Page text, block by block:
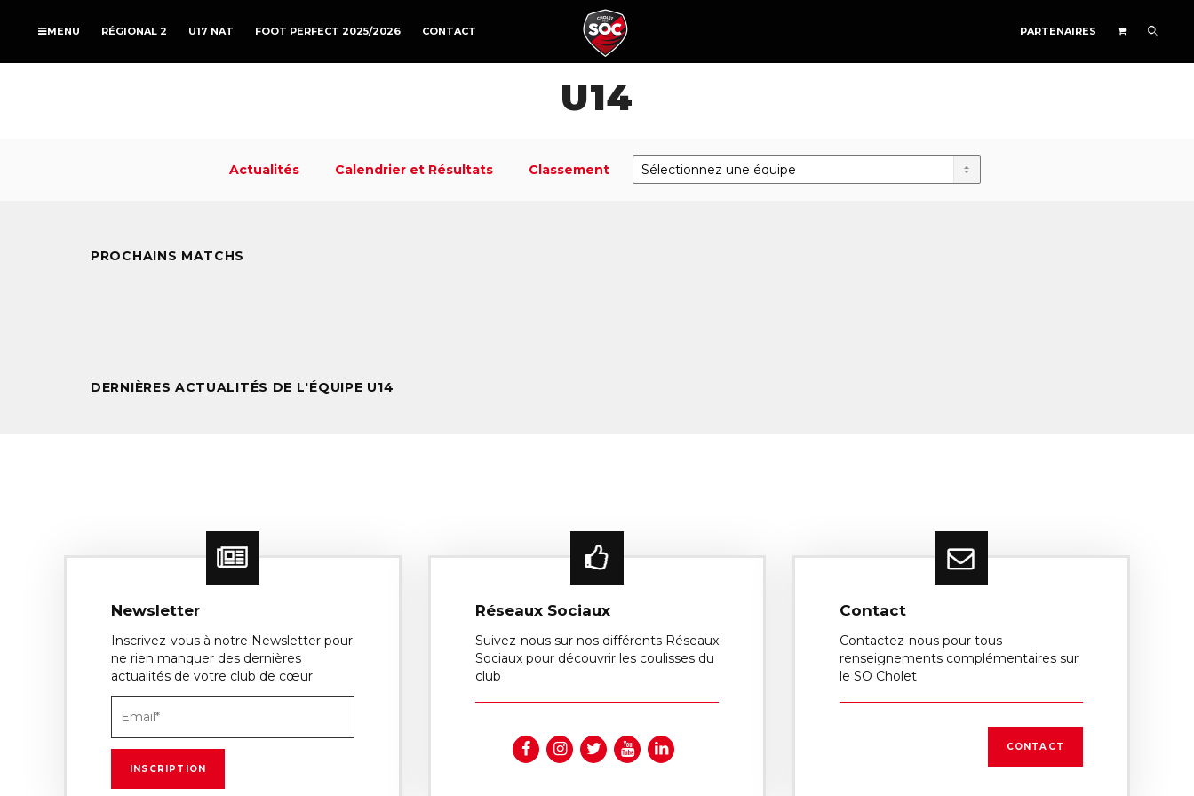
RÉGIONAL 2 U17 NAT FOOT PERFECT 2025/2026 CONTACT PARTENAIRES
U14
Actualités Calendrier et Résultats Classement
PROCHAINS MATCHS
DERNIÈRES ACTUALITÉS DE L'ÉQUIPE U14
Newsletter
Inscrivez-vous à notre Newsletter pour
ne rien manquer des dernières
actualités de votre club de cœur
Réseaux Sociaux
Suivez-nous sur nos différents Réseaux
Sociaux pour découvrir les coulisses du
club
Contact
Contactez-nous pour tous
renseignements complémentaires sur
le SO Cholet
CONTACT